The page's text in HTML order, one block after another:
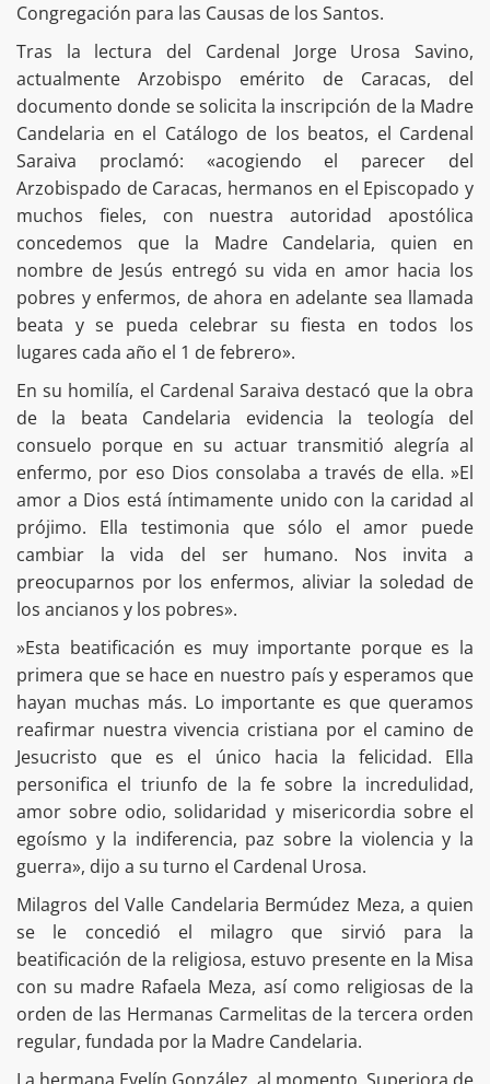
Congregación para las Causas de los Santos.
Tras la lectura del Cardenal Jorge Urosa Savino,
actualmente Arzobispo emérito de Caracas, del
documento donde se solicita la inscripción de la Madre
Candelaria en el Catálogo de los beatos, el Cardenal
Saraiva proclamó: «acogiendo el parecer del
Arzobispado de Caracas, hermanos en el Episcopado y
muchos fieles, con nuestra autoridad apostólica
concedemos que la Madre Candelaria, quien en
nombre de Jesús entregó su vida en amor hacia los
pobres y enfermos, de ahora en adelante sea llamada
beata y se pueda celebrar su fiesta en todos los
lugares cada año el 1 de febrero».
En su homilía, el Cardenal Saraiva destacó que la obra
de la beata Candelaria evidencia la teología del
consuelo porque en su actuar transmitió alegría al
enfermo, por eso Dios consolaba a través de ella. »El
amor a Dios está íntimamente unido con la caridad al
prójimo. Ella testimonia que sólo el amor puede
cambiar la vida del ser humano. Nos invita a
preocuparnos por los enfermos, aliviar la soledad de
los ancianos y los pobres».
»Esta beatificación es muy importante porque es la
primera que se hace en nuestro país y esperamos que
hayan muchas más. Lo importante es que queramos
reafirmar nuestra vivencia cristiana por el camino de
Jesucristo que es el único hacia la felicidad. Ella
personifica el triunfo de la fe sobre la incredulidad,
amor sobre odio, solidaridad y misericordia sobre el
egoísmo y la indiferencia, paz sobre la violencia y la
guerra», dijo a su turno el Cardenal Urosa.
Milagros del Valle Candelaria Bermúdez Meza, a quien
se le concedió el milagro que sirvió para la
beatificación de la religiosa, estuvo presente en la Misa
con su madre Rafaela Meza, así como religiosas de la
orden de las Hermanas Carmelitas de la tercera orden
regular, fundada por la Madre Candelaria.